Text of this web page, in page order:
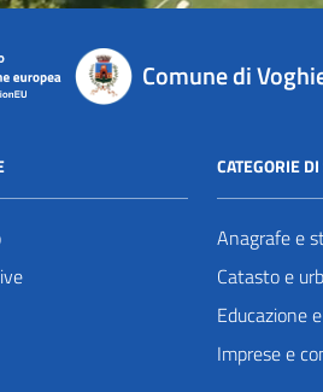
Comune di
CATEGORIE
Anagrafe e
Catasto e
Educazione
Imprese e